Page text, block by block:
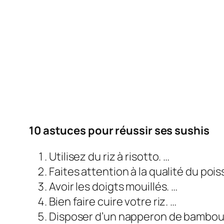
10 astuces pourréussir ses sushis
Utilisez du riz à risotto. …
Faites attention à la qualité du
Avoir les doigts mouillés. …
Bien faire cuire votre riz. …
Disposer d’un napperon de